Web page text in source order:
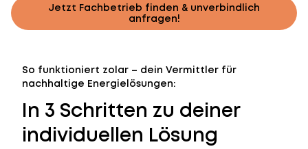
Jetzt Fachbetrieb finden & unverbindlich
anfragen!
So funktioniert zolar – dein Vermittler für
nachhaltige Energielösungen:
In 3 Schritten zu deiner
individuellen Lösung